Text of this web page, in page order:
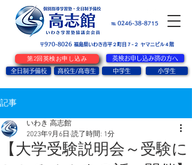
℡ 0246-38-8715
〒970-8026 ​福島県いわき市平２町目７-２ ヤマニビル４階
全日制予備校 高校生/高専生 中学生 小学生
英検お申し込み済の方へ
第2回英検お申し込み
記事
【大学受験説明会～受験に
いわき 高志館
2023年9月6日 読了時間: 1分